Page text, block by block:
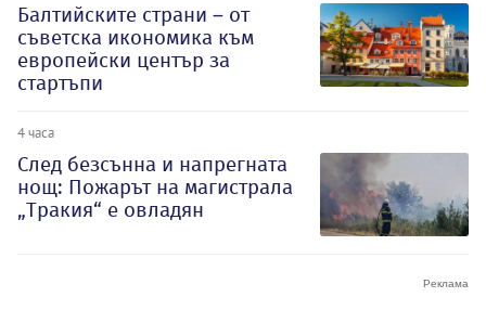
Балтийските страни – от
съветска икономика към
европейски център за
стартъпи
4 часа
След безсънна и напрегната
нощ: Пожарът на магистрала
„Тракия“ е овладян